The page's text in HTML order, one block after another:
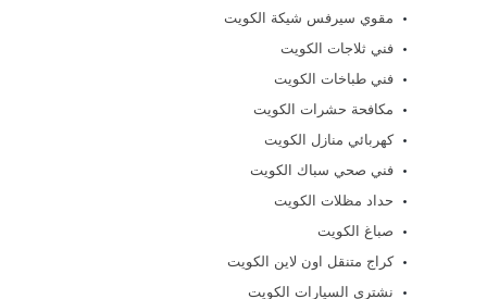
مقوي سيرفس شيكة الكويت
فني ثلاجات الكويت
فني طباخات الكويت
مكافحة حشرات الكويت
كهربائي منازل الكويت
فني صحي سباك الكويت
حداد مظلات الكويت
صباغ الكويت
كراج متنقل اون لاين الكويت
نشتري السيارات الكويت